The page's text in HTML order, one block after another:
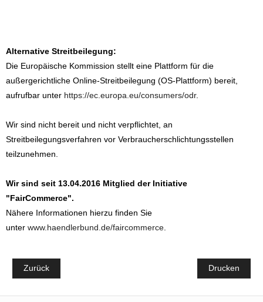
Alternative Streitbeilegung:
Die Europäische Kommission stellt eine Plattform für die
außergerichtliche Online-Streitbeilegung (OS-Plattform) bereit,
aufrufbar unter https://ec.europa.eu/consumers/odr.
Wir sind nicht bereit und nicht verpflichtet, an
Streitbeilegungsverfahren vor Verbraucherschlichtungsstellen
teilzunehmen.
Wir sind seit 13.04.2016 Mitglied der Initiative
"FairCommerce".
Nähere Informationen hierzu finden Sie
unter www.haendlerbund.de/faircommerce
Zurück Drucken